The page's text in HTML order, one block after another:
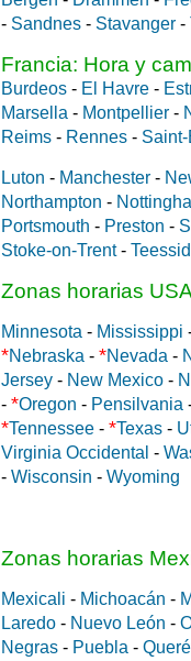
- Sandnes - Stavanger -
Francia: Hora y
Burdeos - El Havre -
Marsella - Montpellier -
Reims - Rennes -
Luton - Manchester -
Northampton -
Portsmouth - Preston -
Stoke-on-Trent-
Zonas horarias
Minnesota - Mississippi
*Nebraska - *Nevada -
Jersey - New Mexico -
- *Oregon - Pensilvania
*Tennessee - *Texas -
Virginia Occidental -
- Wisconsin - Wyoming
Zonas horarias
Mexicali - Michoacán -
Laredo - Nuevo León -
Negras - Puebla -